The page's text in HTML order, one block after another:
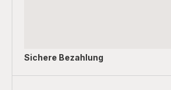
Sichere Bezahlung